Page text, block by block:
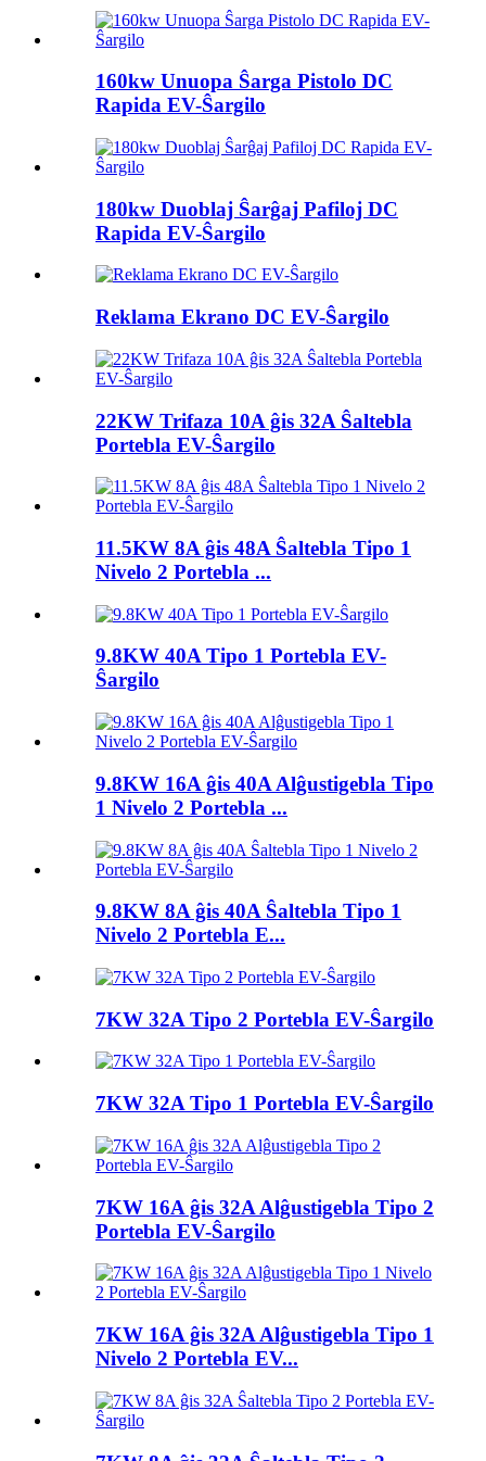
160kw Unuopa Ŝarga Pistolo DC
Rapida EV-Ŝargilo
180kw Duoblaj Ŝarĝaj Pafiloj DC
Rapida EV-Ŝargilo
Reklama Ekrano DC EV-Ŝargilo
22KW Trifaza 10A ĝis 32A Ŝaltebla
Portebla EV-Ŝargilo
11.5KW 8A ĝis 48A Ŝaltebla Tipo 1
Nivelo 2 Portebla ...
9.8KW 40A Tipo 1 Portebla EV-
Ŝargilo
9.8KW 16A ĝis 40A Alĝustigebla Tipo
1 Nivelo 2 Portebla ...
9.8KW 8A ĝis 40A Ŝaltebla Tipo 1
Nivelo 2 Portebla E...
7KW 32A Tipo 2 Portebla EV-Ŝargilo
7KW 32A Tipo 1 Portebla EV-Ŝargilo
7KW 16A ĝis 32A Alĝustigebla Tipo 2
Portebla EV-Ŝargilo
7KW 16A ĝis 32A Alĝustigebla Tipo 1
Nivelo 2 Portebla EV...